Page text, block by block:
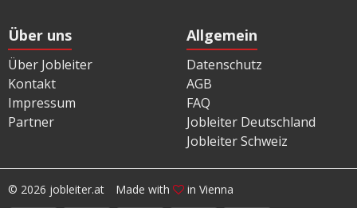
Über uns
Über Jobleiter
Kontakt
Impressum
Partner
Allgemein
Datenschutz
AGB
FAQ
Jobleiter Deutschland
Jobleiter Schweiz
© 2026 jobleiter.at Made with in Vienna